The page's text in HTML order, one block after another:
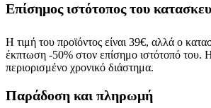
Επίσημος ιστότοπος του
Η τιμή του προϊόντος είναι 39€, αλλά ο
έκπτωση -50% στον επίσημο ιστότοπό του.
περιορισμένο χρονικό διάστημα.
Παράδοση και πληρωμή